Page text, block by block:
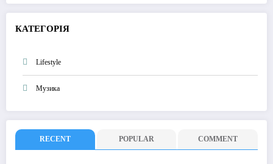
КАТЕГОРІЯ
Lifestyle
Музика
RECENT POPULAR COMMENT